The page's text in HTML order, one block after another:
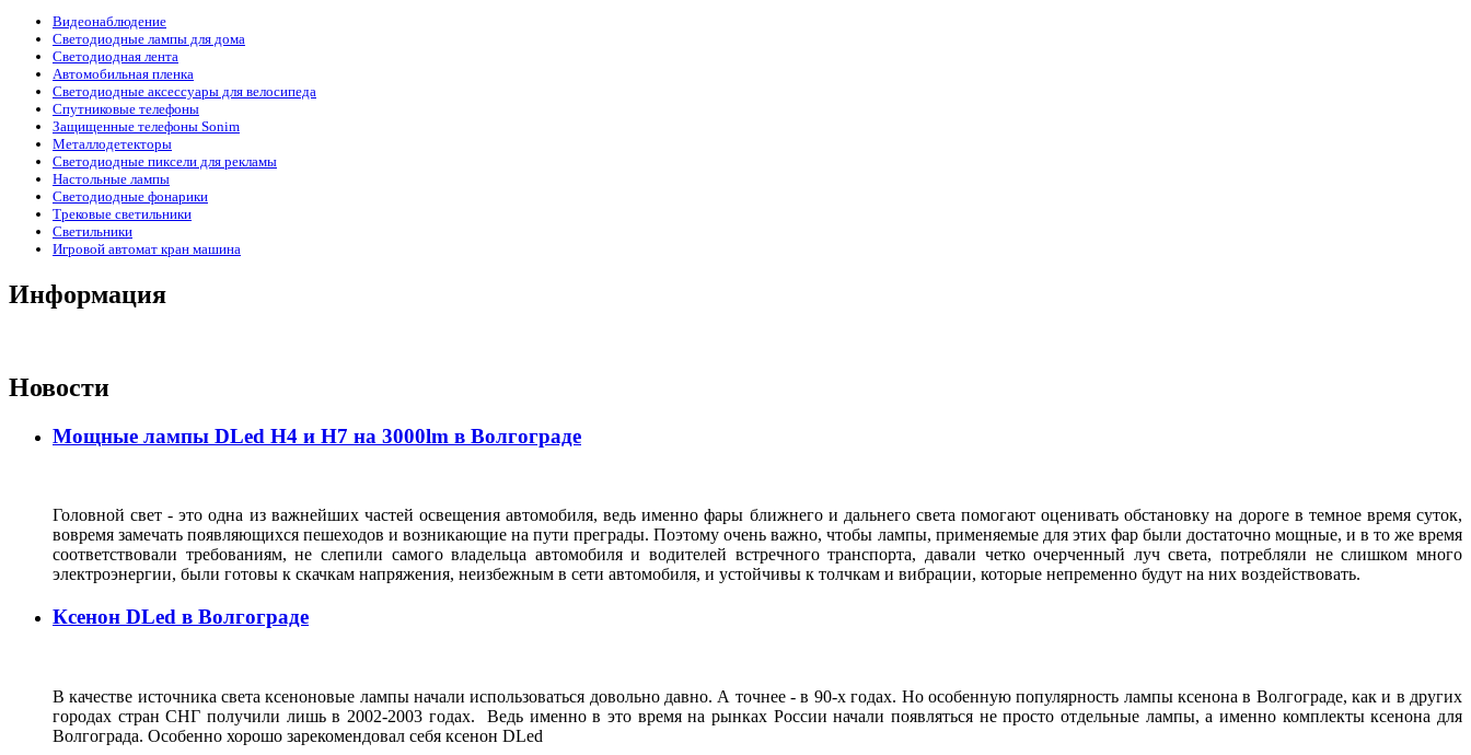
Видеонаблюдение
Светодиодные лампы для дома
Светодиодная лента
Автомобильная пленка
Светодиодные аксессуары для велосипеда
Спутниковые телефоны
Защищенные телефоны Sonim
Металлодетекторы
Светодиодные пиксели для рекламы
Настольные лампы
Светодиодные фонарики
Трековые светильники
Светильники
Игровой автомат кран машина
Информация
Новости
Мощные лампы DLed H4 и H7 на 3000lm в Волгограде
Головной свет - это одна из важнейших частей освещения автомобиля, ведь именно фары ближнего и дальнего света помогают оценивать обстановку на дороге в темное время суток,
вовремя замечать появляющихся пешеходов и возникающие на пути преграды. Поэтому очень важно, чтобы лампы, применяемые для этих фар были достаточно мощные, и в то же время
соответствовали требованиям, не слепили самого владельца автомобиля и водителей встречного транспорта, давали четко очерченный луч света, потребляли не слишком много
электроэнергии, были готовы к скачкам напряжения, неизбежным в сети автомобиля, и устойчивы к толчкам и вибрации, которые непременно будут на них воздействовать.
Ксенон DLed в Волгограде
В качестве источника света ксеноновые лампы начали использоваться довольно давно. А точнее - в 90-х годах. Но особенную популярность лампы ксенона в Волгограде, как и в других
городах стран СНГ получили лишь в 2002-2003 годах. Ведь именно в это время на рынках России начали появляться не просто отдельные лампы, а именно комплекты ксенона для
Волгограда. Особенно хорошо зарекомендовал себя ксенон DLed